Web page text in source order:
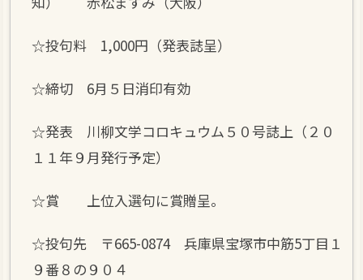
☆投句料 1,000円（発表誌呈）
☆締切 6月５日消印有効
☆発表 川柳文学コロキュウム５０号誌上（２０
１１年９月発行予定）
☆賞 上位入選句に賞贈呈。
☆投句先 〒665-0874 兵庫県宝塚市中筋5丁目１
９番８の９０４